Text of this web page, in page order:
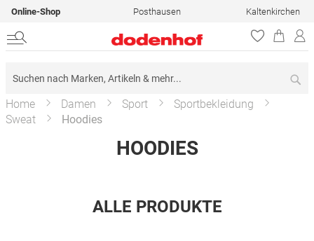
Online-Shop Posthausen Kaltenkirchen
Home Damen Sport
Sportbekleidung
Sweat
Hoodies
HOODIES
ALLE PRODUKTE